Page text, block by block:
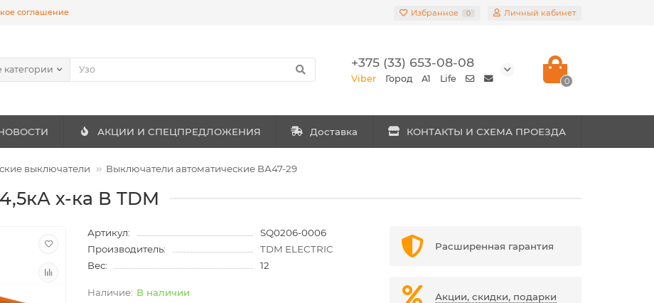
соглашение Избранное 0 Личный кабинет
категории +375 (33) 653-08-08
Viber Город A1 Life 0
АКЦИИ И СПЕЦПРЕДЛОЖЕНИЯ Доставка КОНТАКТЫ И СХЕМА ПРОЕЗДА
выключатели Выключатели автоматические ВА47-29
х-ка В TDM
Артикул:
SQ0206-0006
Производитель:
TDM ELECTRIC
Вес:
12
В наличии
Расширенная гарантия
Акции, скидки, подарки